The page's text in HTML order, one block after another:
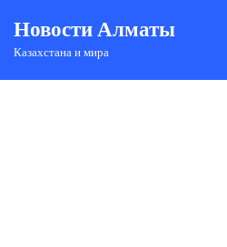
Новости Алматы
Казахстана и мира